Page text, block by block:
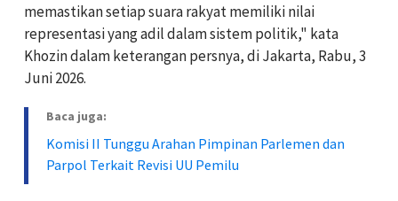
memastikan setiap suara rakyat memiliki nilai
representasi yang adil dalam sistem politik," kata
Khozin dalam keterangan persnya, di Jakarta, Rabu, 3
Juni 2026.
Baca juga:
Komisi II Tunggu Arahan Pimpinan Parlemen dan
Parpol Terkait Revisi UU Pemilu